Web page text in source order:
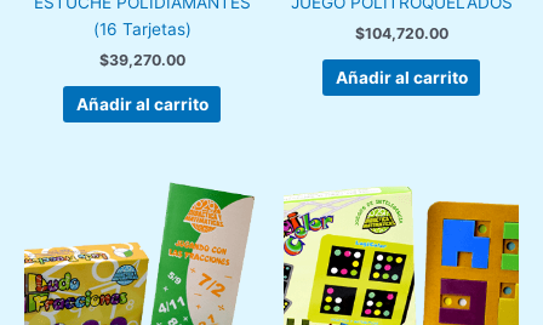
(16 Tarjetas)
$39,270.00
Añadir al carrito
$104,720.00
Añadir al carrito